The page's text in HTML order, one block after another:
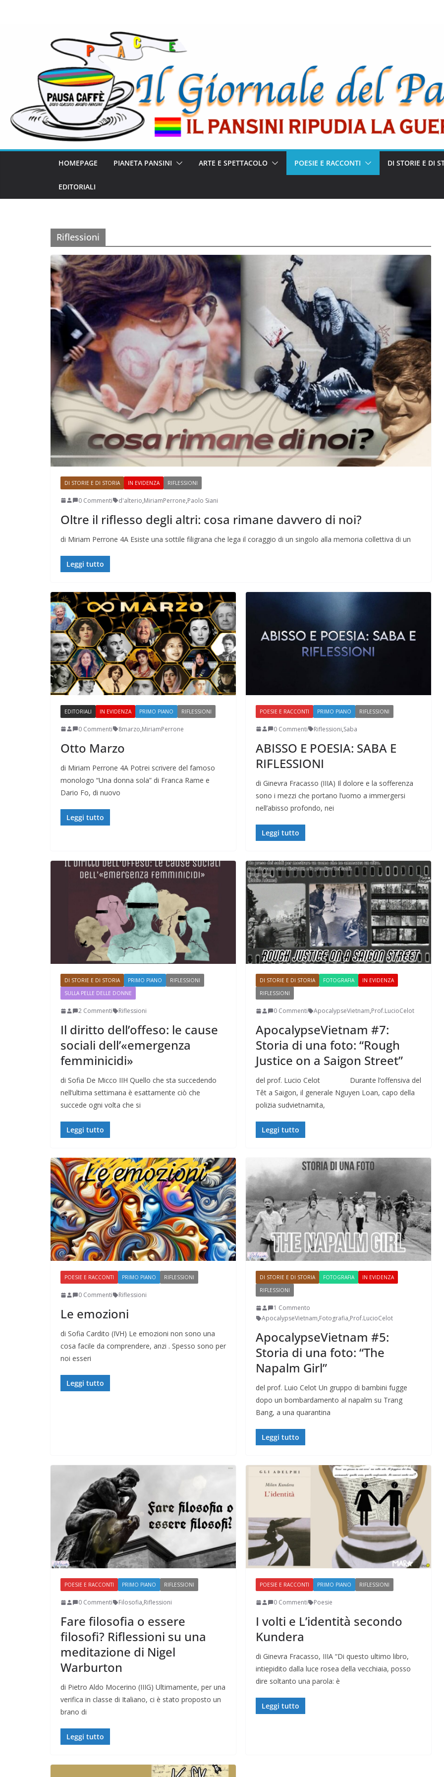
HOMEPAGE PIANETA PANSINI ARTE E SPETTACOLO POESIE E RACCONTI DI STORIE E DI
EDITORIALI
Riflessioni
DI STORIE E DI STORIA IN EVIDENZA RIFLESSIONI
0 Commenti d'alterio,MiriamPerrone,Paolo Siani
Oltre il riflesso degli altri: cosa rimane davvero di noi?
di Miriam Perrone 4A Esiste una sottile filigrana che lega il coraggio di un singolo alla memoria collettiva di un
Leggi tutto
EDITORIALI IN EVIDENZA PRIMO PIANO RIFLESSIONI
0 Commenti 8marzo,MiriamPerrone
Otto Marzo
di Miriam Perrone 4A Potrei scrivere del famoso
monologo “Una donna sola” di Franca Rame e
Dario Fo, di nuovo
Leggi tutto
POESIE E RACCONTI PRIMO PIANO RIFLESSIONI
0 Commenti Riflessioni,Saba
ABISSO E POESIA: SABA E
RIFLESSIONI
di Ginevra Fracasso (IIIA) Il dolore e la sofferenza
sono i mezzi che portano l’uomo a immergersi
nell’abisso profondo, nei
Leggi tutto
DI STORIE E DI STORIA PRIMO PIANO
RIFLESSIONI
SULLA PELLE DELLE DONNE
2 Commenti Riflessioni
Il diritto dell’offeso: le cause
sociali dell’«emergenza
femminicidi»
di Sofia De Micco IIH Quello che sta succedendo
nell’ultima settimana è esattamente ciò che
succede ogni volta che si
Leggi tutto
DI STORIE E DI STORIA FOTOGRAFIA
IN EVIDENZA
RIFLESSIONI
0 Commenti ApocalypseVietnam,Prof.LucioCelot
ApocalypseVietnam #7:
Storia di una foto: “Rough
Justice on a Saigon Street”
del prof. Lucio Celot Durante l’offensiva del
Têt a Saigon, il generale Nguyen Loan, capo della
polizia sudvietnamita,
Leggi tutto
POESIE E RACCONTI PRIMO PIANO RIFLESSIONI
0 Commenti Riflessioni
Le emozioni
di Sofia Cardito (IVH) Le emozioni non sono una
cosa facile da comprendere, anzi . Spesso sono per
noi esseri
Leggi tutto
DI STORIE E DI STORIA FOTOGRAFIA
IN EVIDENZA
RIFLESSIONI
1 Commento
ApocalypseVietnam,Fotografia,Prof.LucioCelot
ApocalypseVietnam #5:
Storia di una foto: “The
Napalm Girl”
del prof. Luio Celot Un gruppo di bambini fugge
dopo un bombardamento al napalm su Trang
Bang, a una quarantina
Leggi tutto
POESIE E RACCONTI PRIMO PIANO RIFLESSIONI
0 Commenti Filosofia,Riflessioni
Fare filosofia o essere
filosofi? Riflessioni su una
meditazione di Nigel
Warburton
di Pietro Aldo Mocerino (IIIG) Ultimamente, per una
verifica in classe di Italiano, ci è stato proposto un
brano di
Leggi tutto
POESIE E RACCONTI PRIMO PIANO RIFLESSIONI
0 Commenti Poesie
I volti e L’identità secondo
Kundera
di Ginevra Fracasso, IIIA “Di questo ultimo libro,
intiepidito dalla luce rosea della vecchiaia, posso
dire soltanto una parola: è
Leggi tutto
Incontro sul referendum per la riforma della
magistratura
L’ANNO DEI CINECOMICS: 2026 TRA FILM E
SERIE TV
Perle dei prof #38 Perle dei prof #57
Napoli: una città indifferente che vive nella
straordinarietà
ApocalypseVietnam #7: Storia di una foto: “Rough
Justice on a Saigon Street”